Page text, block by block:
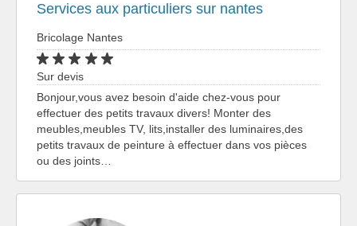
Services aux particuliers sur nantes
Bricolage Nantes
Sur devis
Bonjour,vous avez besoin d'aide chez-vous pour
effectuer des petits travaux divers! Monter des
meubles,meubles TV, lits,installer des luminaires,des
petits travaux de peinture à effectuer dans vos pièces
ou des joints…